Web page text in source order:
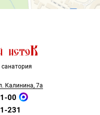
Калинина, 7а
00
231